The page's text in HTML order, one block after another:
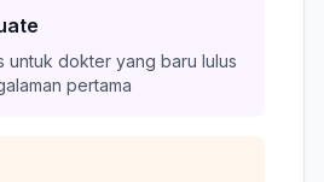
untuk dokter yang baru lulus
pertama